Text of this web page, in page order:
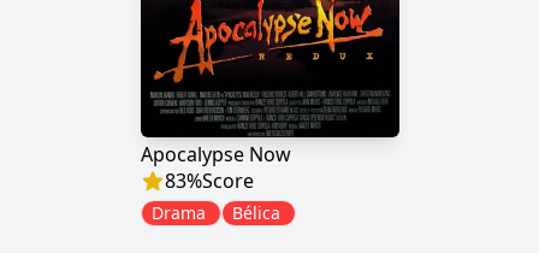
Apocalypse Now
83%Score
Drama Bélica